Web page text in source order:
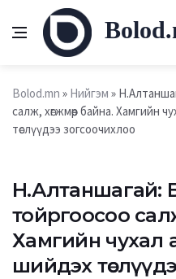
Bolod.mn » Нийгэм »
салж, хөгжмөөр байна. Хамгийн
төслүүдээ зогсоочихлоо
Н.Алтаншагай:
тойргоосоо
Хамгийн чухал
шийдэх